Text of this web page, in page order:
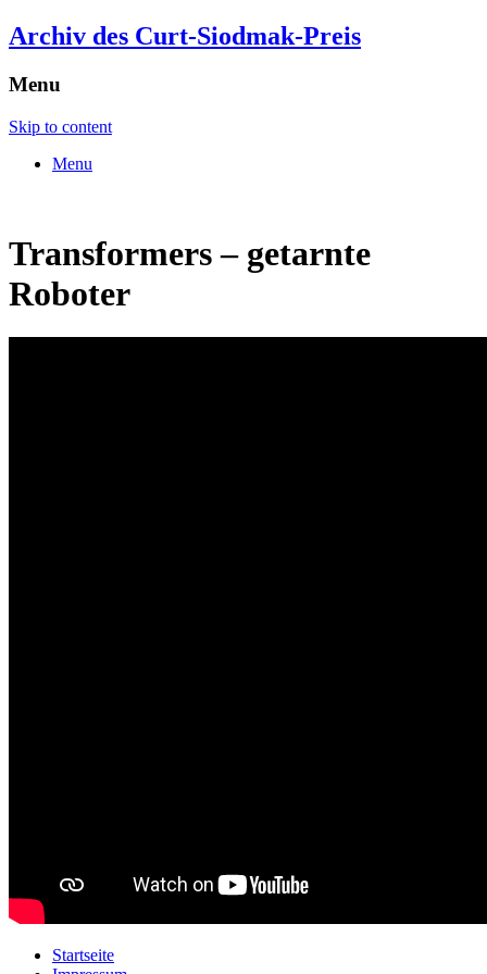
Archiv des Curt-Siodmak-Preis
Menu
Skip to content
Menu
Transformers – getarnte
Roboter
Startseite